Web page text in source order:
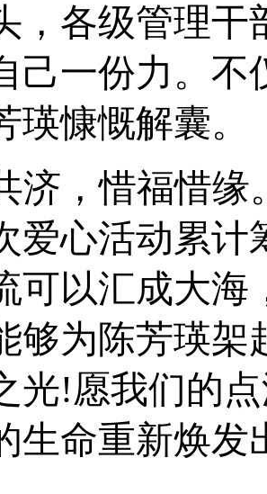
，各级管理干
己一份力。不
瑛慷慨解囊。
济，惜福惜缘
爱心活动累计
可以汇成大海
够为陈芳瑛架
光!愿我们的
生命重新焕发